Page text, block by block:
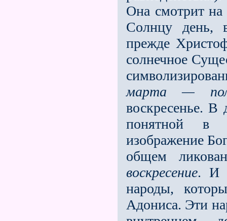
Она смотрит
Солнцу день,
прежде
солнечное
марта —
воскресенье. В
понятной в
изображение
общем
воскресение. И
народы,
Адониса. Эти